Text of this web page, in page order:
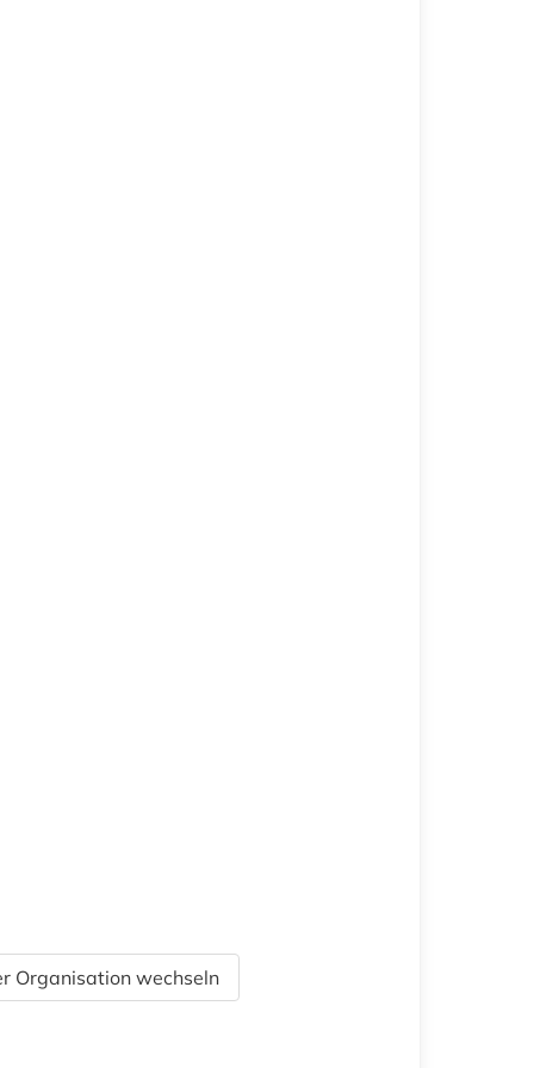
Organisation wechseln